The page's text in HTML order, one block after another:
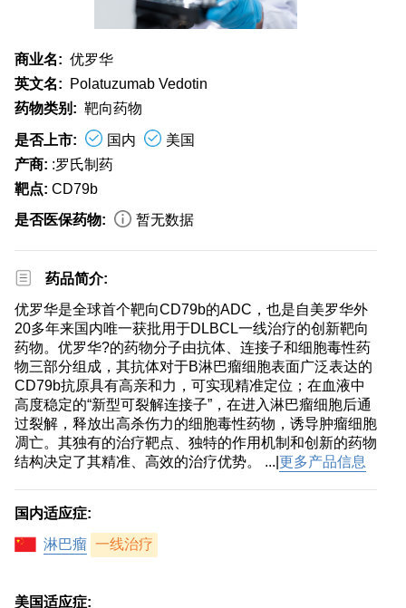
商业名: 优罗华
英文名:
Polatuzumab Vedotin
药物类别: 靶向药物
是否上市:
国内
美国
产商: :罗氏制药
靶点: CD79b
是否医保药物:
暂无数据
国内适应症:
淋巴瘤 一线治疗
美国适应症:
药品简介:
优罗华是全球首个靶向CD79b的ADC，也是自美罗华外
20多年来国内唯一获批用于DLBCL一线治疗的创新靶向
药物。优罗华?的药物分子由抗体、连接子和细胞毒性药
物三部分组成，其抗体对于B淋巴瘤细胞表面广泛表达的
CD79b抗原具有高亲和力，可实现精准定位；在血液中
高度稳定的“新型可裂解连接子”，在进入淋巴瘤细胞后通
过裂解，释放出高杀伤力的细胞毒性药物，诱导肿瘤细胞
凋亡。其独有的治疗靶点、独特的作用机制和创新的药物
结构决定了其精准、高效的治疗优势。 ...| 更多产品信息